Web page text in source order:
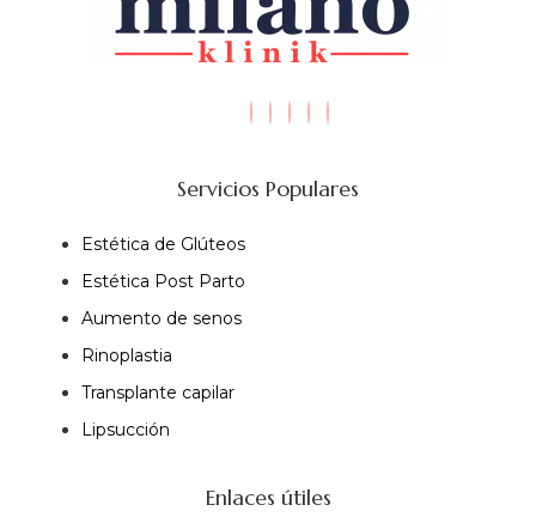
Servicios Populares
Estética de Glúteos
Estética Post Parto
Aumento de senos
Rinoplastia
Transplante capilar
Lipsucción
Enlaces útiles